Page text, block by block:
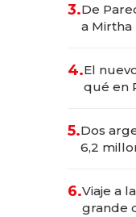
las
3.De
a Mirtha
4.El
qué en
para
5.Dos
6,2
6.Viaje a
grande